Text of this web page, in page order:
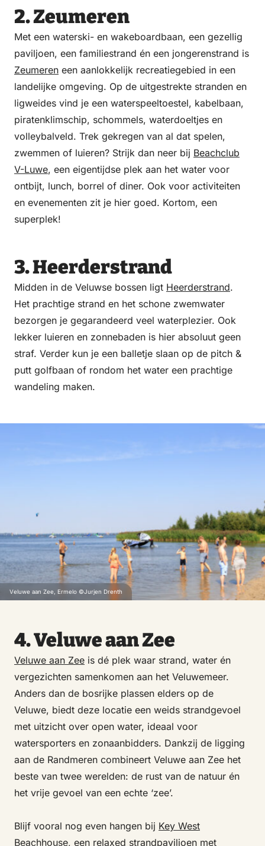
2. Zeumeren
Met een waterski- en wakeboardbaan, een gezellig
paviljoen, een familiestrand én een jongerenstrand is
Zeumeren een aanlokkelijk recreatiegebied in een
landelijke omgeving. Op de uitgestrekte stranden en
ligweides vind je een waterspeeltoestel, kabelbaan,
piratenklimschip, schommels, waterdoeltjes en
volleybalveld. Trek gekregen van al dat spelen,
zwemmen of luieren? Strijk dan neer bij Beachclub
V-Luwe, een eigentijdse plek aan het water voor
ontbijt, lunch, borrel of diner. Ook voor activiteiten
en evenementen zit je hier goed. Kortom, een
superplek!
3. Heerderstrand
Midden in de Veluwse bossen ligt Heerderstrand.
Het prachtige strand en het schone zwemwater
bezorgen je gegarandeerd veel waterplezier. Ook
lekker luieren en zonnebaden is hier absoluut geen
straf. Verder kun je een balletje slaan op de pitch &
putt golfbaan of rondom het water een prachtige
wandeling maken.
Veluwe aan Zee, Ermelo ©Jurjen Drenth
4. Veluwe aan Zee
Veluwe aan Zee is dé plek waar strand, water én
vergezichten samenkomen aan het Veluwemeer.
Anders dan de bosrijke plassen elders op de
Veluwe, biedt deze locatie een weids strandgevoel
met uitzicht over open water, ideaal voor
watersporters en zonaanbidders. Dankzij de ligging
aan de Randmeren combineert Veluwe aan Zee het
beste van twee werelden: de rust van de natuur én
het vrije gevoel van een echte ‘zee’.
Blijf vooral nog even hangen bij Key West
Beachhouse, een relaxed strandpaviljoen met